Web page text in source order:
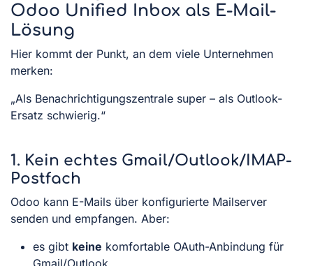
Odoo Unified Inbox als E-Mail-
Lösung
Hier kommt der Punkt, an dem viele Unternehmen
merken:
„Als Benachrichtigungszentrale super – als Outlook-
Ersatz schwierig.“
1. Kein echtes Gmail/Outlook/IMAP-
Postfach
Odoo kann E-Mails über konfigurierte Mailserver
senden und empfangen. Aber:
es gibt keine komfortable OAuth-Anbindung für
Gmail/Outlook,